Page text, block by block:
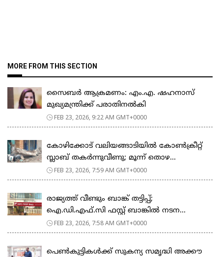
MORE FROM THIS SECTION
സൈബർ ആക്രമണം: എം.എ. ഷഹനാസ്
മുഖ്യമന്ത്രിക്ക് പരാതിനൽകി
FEB 23, 2026, 9:22 AM GMT+0000
കോഴിക്കോട് വലിയങ്ങാടിയിൽ കോൺക്രീറ്റ്
സ്ലാബ് തകർന്നുവീണു; മൂന്ന് തൊഴ...
FEB 23, 2026, 7:59 AM GMT+0000
രാജ്യത്ത് വീണ്ടും ബാങ്ക് തട്ടിപ്പ്;
ഐ.ഡി.എഫ്.സി ഫസ്റ്റ് ബാങ്കിൽ നടന...
FEB 23, 2026, 7:58 AM GMT+0000
പെ​ൺ​കു​ട്ടി​ക​ൾ​ക്ക് സു​ക​ന്യ സ​മൃ​ദ്ധി അ​ക്കൗ​